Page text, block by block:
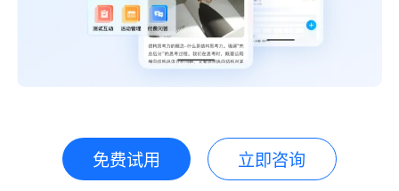
免费试用 立即咨询